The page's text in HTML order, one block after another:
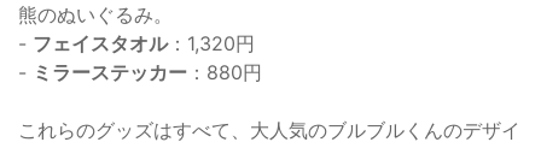
熊のぬいぐるみ。
- フェイスタオル：1,320円
- ミラーステッカー ：880円
これらのグッズはすべて、大人気のブルブルくんのデザイ